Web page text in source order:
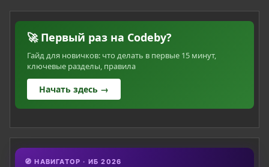
🚀 Первый раз на Codeby?
Гайд для новичков: что делать в первые 15 минут,
ключевые разделы, правила
Начать здесь →
🧭 НАВИГАТОР · ИБ 2026